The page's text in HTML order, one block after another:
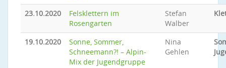
23.10.2020
Felsklettern im
Rosengarten
Stefan
Walber
19.10.2020
Sonne, Sommer,
Schneemann?! – Alpin-
Mix der Jugendgruppe
Nina
Gehlen